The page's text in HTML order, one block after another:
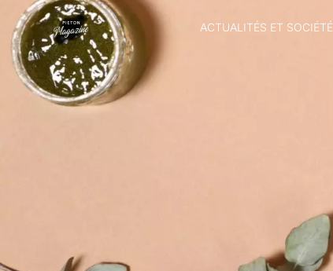
ACTUALITÉS ET SOCIÉTÉ